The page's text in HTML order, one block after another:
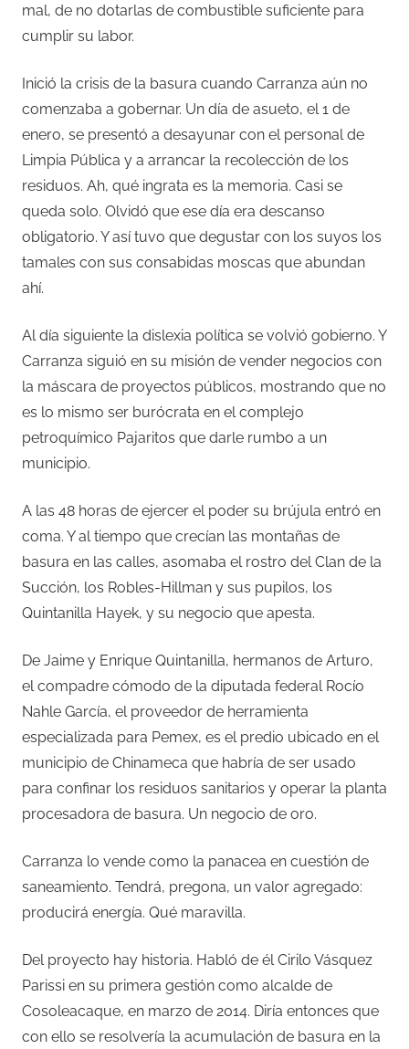
mal, de no dotarlas de combustible suficiente para
cumplir su labor.
Inició la crisis de la basura cuando Carranza aún no
comenzaba a gobernar. Un día de asueto, el 1 de
enero, se presentó a desayunar con el personal de
Limpia Pública y a arrancar la recolección de los
residuos. Ah, qué ingrata es la memoria. Casi se
queda solo. Olvidó que ese día era descanso
obligatorio. Y así tuvo que degustar con los suyos los
tamales con sus consabidas moscas que abundan
ahí.
Al día siguiente la dislexia política se volvió gobierno. Y
Carranza siguió en su misión de vender negocios con
la máscara de proyectos públicos, mostrando que no
es lo mismo ser burócrata en el complejo
petroquímico Pajaritos que darle rumbo a un
municipio.
A las 48 horas de ejercer el poder su brújula entró en
coma. Y al tiempo que crecían las montañas de
basura en las calles, asomaba el rostro del Clan de la
Succión, los Robles-Hillman y sus pupilos, los
Quintanilla Hayek, y su negocio que apesta.
De Jaime y Enrique Quintanilla, hermanos de Arturo,
el compadre cómodo de la diputada federal Rocío
Nahle García, el proveedor de herramienta
especializada para Pemex, es el predio ubicado en el
municipio de Chinameca que habría de ser usado
para confinar los residuos sanitarios y operar la planta
procesadora de basura. Un negocio de oro.
Carranza lo vende como la panacea en cuestión de
saneamiento. Tendrá, pregona, un valor agregado:
producirá energía. Qué maravilla.
Del proyecto hay historia. Habló de él Cirilo Vásquez
Parissi en su primera gestión como alcalde de
Cosoleacaque, en marzo de 2014. Diría entonces que
con ello se resolvería la acumulación de basura en la